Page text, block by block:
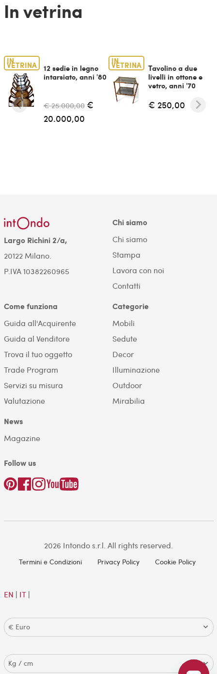
In vetrina
IN
VETRINA
12 sedie in legno
intarsiato, anni '80
€ 25.000,00 €
20.000,00
IN
VETRINA
Tavolino a due
livelli in ottone e
vetro, anni '70
€ 250,00
Largo Richini 2/a,
20122 Milano.
P.IVA 10382260965
Chi siamo
Chi siamo
Stampa
Lavora con noi
Contatti
Come funziona
Guida all'Acquirente
Guida al Venditore
Trova il tuo oggetto
Trade Program
Servizi su misura
Valutazione
Categorie
Mobili
Sedute
Decor
Illuminazione
Outdoor
Mirabilia
News
Magazine
Follow us
2026 Intondo s.r.l. All rights reserved.
Termini e Condizioni Privacy Policy Cookie Policy
EN | IT|